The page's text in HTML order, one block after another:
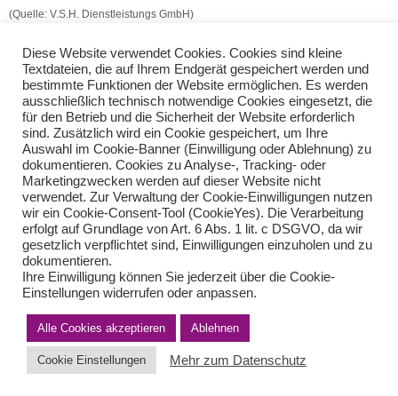
(Quelle: V.S.H. Dienstleistungs GmbH)
Pensionszusage Teilzeit Besteuerung von Zeitwertkonten
Teilen Sie diese Nachricht mit Ihren Freunden oder Kollegen
Impressum Haftungsausschluss
Datenschutzerklärung nach DSGVO
Kontakt
© von Herder Management GmbH 2024 I * § 6 Nr.4 StBerG
Diese Website verwendet Cookies. Cookies sind kleine
Textdateien, die auf Ihrem Endgerät gespeichert werden und
bestimmte Funktionen der Website ermöglichen. Es werden
ausschließlich technisch notwendige Cookies eingesetzt, die
für den Betrieb und die Sicherheit der Website erforderlich
sind. Zusätzlich wird ein Cookie gespeichert, um Ihre
Auswahl im Cookie-Banner (Einwilligung oder Ablehnung) zu
dokumentieren. Cookies zu Analyse-, Tracking- oder
Marketingzwecken werden auf dieser Website nicht
verwendet. Zur Verwaltung der Cookie-Einwilligungen nutzen
wir ein Cookie-Consent-Tool (CookieYes). Die Verarbeitung
erfolgt auf Grundlage von Art. 6 Abs. 1 lit. c DSGVO, da wir
gesetzlich verpflichtet sind, Einwilligungen einzuholen und zu
dokumentieren.
Ihre Einwilligung können Sie jederzeit über die Cookie-
Einstellungen widerrufen oder anpassen.
Alle Cookies akzeptieren Ablehnen
Cookie Einstellungen Mehr zum Datenschutz